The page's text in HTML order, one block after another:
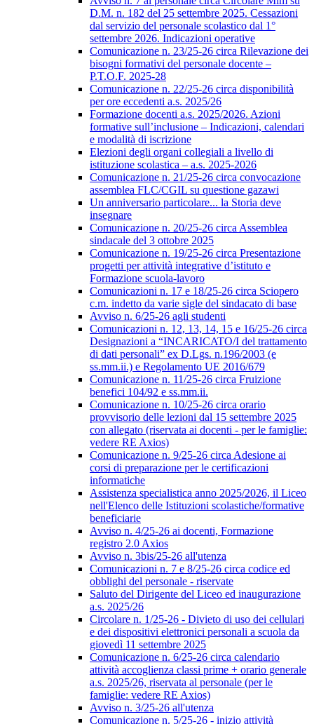
D.M. n. 182 del 25 settembre 2025. Cessazioni
dal servizio del personale scolastico dal 1°
settembre 2026. Indicazioni operative
Comunicazione n. 23/25-26 circa Rilevazione dei
bisogni formativi del personale docente –
P.T.O.F. 2025-28
Comunicazione n. 22/25-26 circa disponibilità
per ore eccedenti a.s. 2025/26
Formazione docenti a.s. 2025/2026. Azioni
formative sull’inclusione – Indicazioni, calendari
e modalità di iscrizione
Elezioni degli organi collegiali a livello di
istituzione scolastica – a.s. 2025-2026
Comunicazione n. 21/25-26 circa convocazione
assemblea FLC/CGIL su questione gazawi
Un anniversario particolare... la Storia deve
insegnare
Comunicazione n. 20/25-26 circa Assemblea
sindacale del 3 ottobre 2025
Comunicazione n. 19/25-26 circa Presentazione
progetti per attività integrative d’istituto e
Formazione scuola-lavoro
Comunicazioni n. 17 e 18/25-26 circa Sciopero
c.m. indetto da varie sigle del sindacato di base
Avviso n. 6/25-26 agli studenti
Comunicazioni n. 12, 13, 14, 15 e 16/25-26 circa
Designazioni a “INCARICATO/I del trattamento
di dati personali” ex D.Lgs. n.196/2003 (e
ss.mm.ii.) e Regolamento UE 2016/679
Comunicazione n. 11/25-26 circa Fruizione
benefici 104/92 e ss.mm.ii.
Comunicazione n. 10/25-26 circa orario
provvisorio delle lezioni dal 15 settembre 2025
con allegato (riservata ai docenti - per le famiglie:
vedere RE Axios)
Comunicazione n. 9/25-26 circa Adesione ai
corsi di preparazione per le certificazioni
informatiche
Assistenza specialistica anno 2025/2026, il Liceo
nell'Elenco delle Istituzioni scolastiche/formative
beneficiarie
Avviso n. 4/25-26 ai docenti, Formazione
registro 2.0 Axios
Avviso n. 3bis/25-26 all'utenza
Comunicazioni n. 7 e 8/25-26 circa codice ed
obblighi del personale - riservate
Saluto del Dirigente del Liceo ed inaugurazione
a.s. 2025/26
Circolare n. 1/25-26 - Divieto di uso dei cellulari
e dei dispositivi elettronici personali a scuola da
giovedì 11 settembre 2025
Comunicazione n. 6/25-26 circa calendario
attività accoglienza classi prime + orario generale
a.s. 2025/26, riservata al personale (per le
famiglie: vedere RE Axios)
Avviso n. 3/25-26 all'utenza
Comunicazione n. 5/25-26 - inizio attività